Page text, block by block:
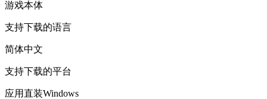
游戏本体
支持下载的语言
简体中文
支持下载的平台
应用直装Windows